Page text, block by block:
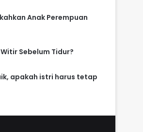
Anak Perempuan
Sebelum Tidur?
apakah istri harus tetap